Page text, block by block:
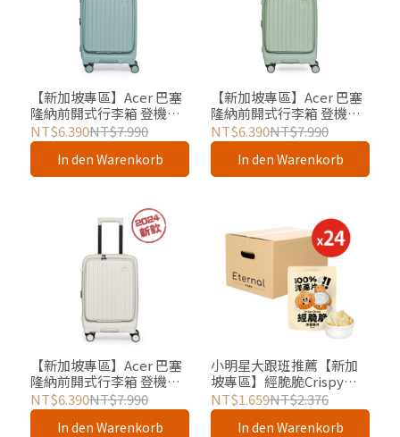
【新加坡專區】Acer 巴塞
隆納前開式行李箱 登機箱
20吋 海岸藍 官方授權
NT$6.390NT$7.990
In den Warenkorb
【新加坡專區】Acer 巴塞
隆納前開式行李箱 登機箱
20吋 莊園綠 官方授權
NT$6.390NT$7.990
In den Warenkorb
【新加坡專區】Acer 巴塞
隆納前開式行李箱 登機箱
20吋 貝殼白 官方授權
NT$6.390NT$7.990
In den Warenkorb
小明星大跟班推薦【新加
坡專區】經脆脆Crispy
Ching 100%洋蔥脆片-24包
組
NT$1.659NT$2.376
In den Warenkorb